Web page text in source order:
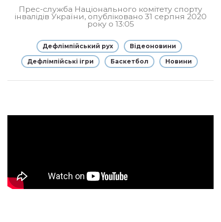
Прес-служба Національного комітету спорту
інвалідів України, опубліковано 31 серпня 2020
року о 13:05
Дефлімпійський рух Відеоновини
Дефлімпійські ігри Баскетбол Новини